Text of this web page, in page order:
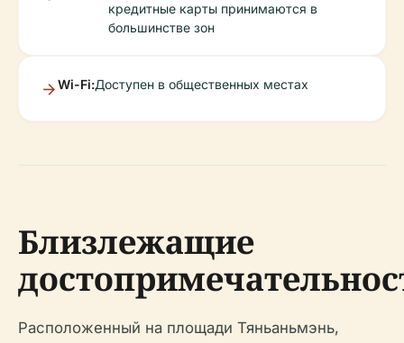
кредитные карты принимаются в
большинстве зон
Wi-Fi:Доступен в общественных местах
Близлежащие
Расположенный на площади Тяньаньмэнь,